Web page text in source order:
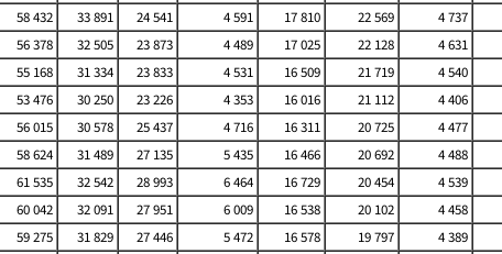
58 432 33 891 24 541 4 591 17 810 22 569 4 737
56 378 32 505 23 873 4 489 17 025 22 128 4 631
55 168 31 334 23 833 4 531 16 509 21 719 4 540
53 476 30 250 23 226 4 353 16 016 21 112 4 406
56 015 30 578 25 437 4 716 16 311 20 725 4 477
58 624 31 489 27 135 5 435 16 466 20 692 4 488
61 535 32 542 28 993 6 464 16 729 20 454 4 539
60 042 32 091 27 951 6 009 16 538 20 102 4 458
59 275 31 829 27 446 5 472 16 578 19 797 4 389